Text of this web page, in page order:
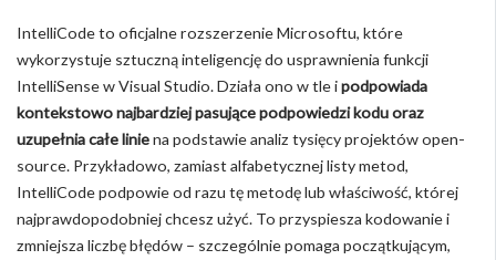
IntelliCode to oficjalne rozszerzenie Microsoftu, które
wykorzystuje sztuczną inteligencję do usprawnienia funkcji
IntelliSense w Visual Studio. Działa ono w tle ipodpowiada
kontekstowo najbardziej pasujące podpowiedzi kodu oraz
uzupełnia całe liniena podstawie analiz tysięcy projektów open-
source. Przykładowo, zamiast alfabetycznej listy metod,
IntelliCode podpowie od razu tę metodę lub właściwość, której
najprawdopodobniej chcesz użyć. To przyspiesza kodowanie i
zmniejsza liczbę błędów – szczególnie pomaga początkującym,